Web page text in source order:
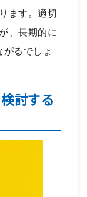
ます。適切
、長期的に
るでしょ
討する